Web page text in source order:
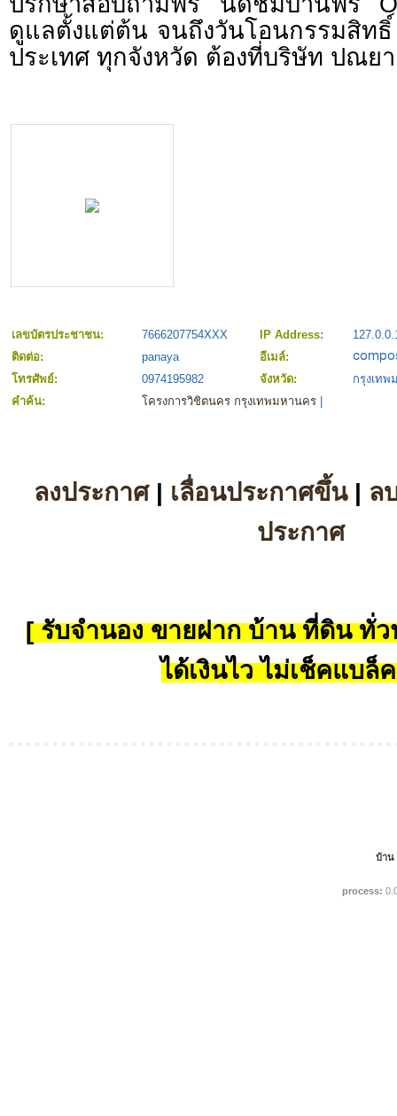
ดูแลตั้งแต่ต้น จนถึงวันโอนกรรมสิท
ประเทศ ทุกจังหวัด ต้องที่บริษัท ปณย
เลขบัตรประชาชน: 7666207754XXX IP Address:
ติดต่อ:
panaya
อีเมล์:
โทรศัพย์:
0974195982 จังหวัด:
กรุงเท
คำค้น:
โครงการวิชิตนคร กรุงเทพมหานคร
ลงประกาศ| เลื่อนประกาศขึ้น| ล
ประกาศ
[ รับจำนอง ขายฝาก บ้าน ที่ดิน ทั่ว
ได้เงินไว ไม่เช็คแบล็
บ้าน
process: